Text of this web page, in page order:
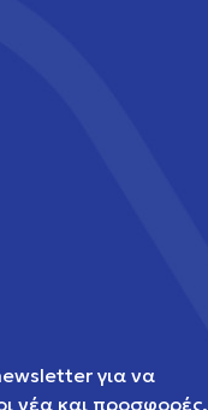
για να
νέα και προσφορές.